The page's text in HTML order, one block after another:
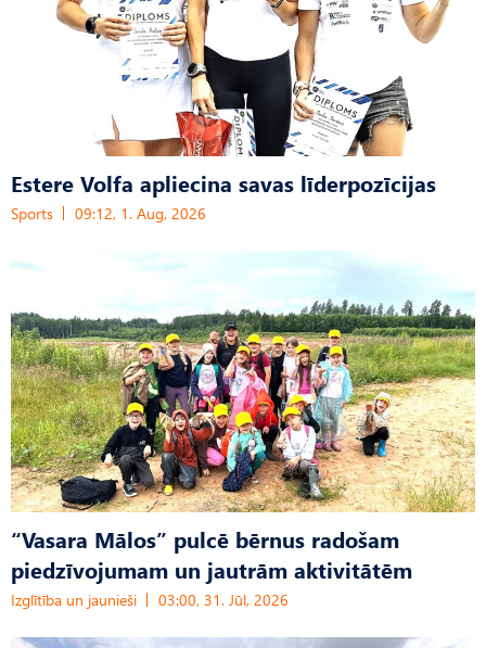
Estere Volfa apliecina savas līderpozīcijas
Sports 09:12, 1. Aug, 2026
“Vasara Mālos” pulcē bērnus radošam
piedzīvojumam un jautrām aktivitātēm
Izglītība un jaunieši 03:00, 31. Jūl, 2026